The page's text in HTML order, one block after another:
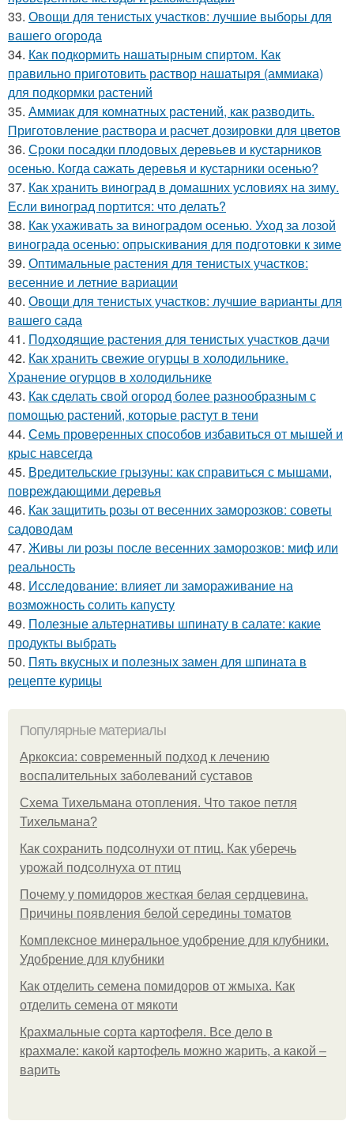
33. Овощи для тенистых участков: лучшие выборы для
вашего огорода
34. Как подкормить нашатырным спиртом. Как
правильно приготовить раствор нашатыря (аммиака)
для подкормки растений
35. Аммиак для комнатных растений, как разводить.
Приготовление раствора и расчет дозировки для цветов
36. Сроки посадки плодовых деревьев и кустарников
осенью. Когда сажать деревья и кустарники осенью?
37. Как хранить виноград в домашних условиях на зиму.
Если виноград портится: что делать?
38. Как ухаживать за виноградом осенью. Уход за лозой
винограда осенью: опрыскивания для подготовки к зиме
39. Оптимальные растения для тенистых участков:
весенние и летние вариации
40. Овощи для тенистых участков: лучшие варианты для
вашего сада
41. Подходящие растения для тенистых участков дачи
42. Как хранить свежие огурцы в холодильнике.
Хранение огурцов в холодильнике
43. Как сделать свой огород более разнообразным с
помощью растений, которые растут в тени
44. Семь проверенных способов избавиться от мышей и
крыс навсегда
45. Вредительские грызуны: как справиться с мышами,
повреждающими деревья
46. Как защитить розы от весенних заморозков: советы
садоводам
47. Живы ли розы после весенних заморозков: миф или
реальность
48. Исследование: влияет ли замораживание на
возможность солить капусту
49. Полезные альтернативы шпинату в салате: какие
продукты выбрать
50. Пять вкусных и полезных замен для шпината в
рецепте курицы
Популярные материалы
Аркоксиа: современный подход к лечению
воспалительных заболеваний суставов
Схема Тихельмана отопления. Что такое петля
Тихельмана?
Как сохранить подсолнухи от птиц. Как уберечь
урожай подсолнуха от птиц
Почему у помидоров жесткая белая сердцевина.
Причины появления белой середины томатов
Комплексное минеральное удобрение для клубники.
Удобрение для клубники
Как отделить семена помидоров от жмыха. Как
отделить семена от мякоти
Крахмальные сорта картофеля. Все дело в
крахмале: какой картофель можно жарить, а какой –
варить